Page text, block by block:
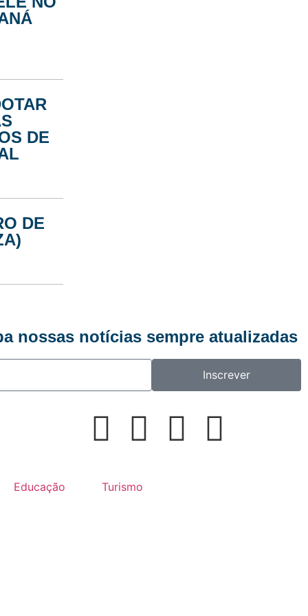
DE
DE
nossas notícias sempre atualizadas
Inscrever
Educação Turismo